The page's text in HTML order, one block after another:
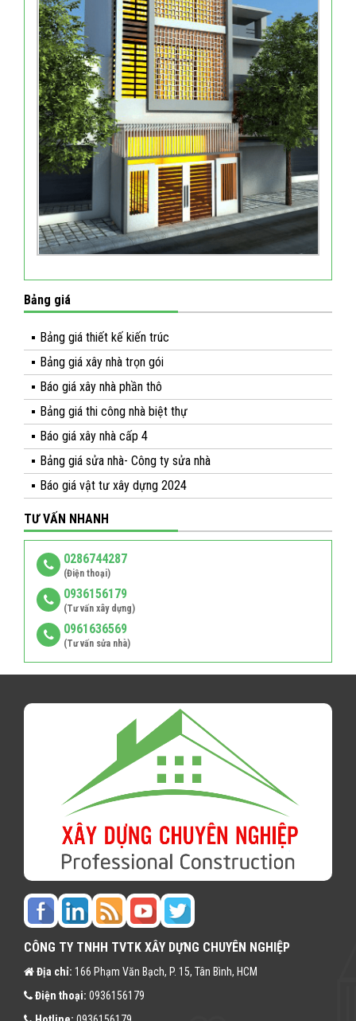
Bảng giá
Bảng giá thiết kế kiến trúc
Bảng giá xây nhà trọn gói
Báo giá xây nhà phần thô
Bảng giá thi công nhà biệt thự
Báo giá xây nhà cấp 4
Bảng giá sửa nhà- Công ty sửa nhà
Báo giá vật tư xây dựng 2024
TƯ VẤN NHANH
0286744287
(Điện thoại)
0936156179
(Tư vấn xây dựng)
0961636569
(Tư vấn sửa nhà)
CÔNG TY TNHH TVTK XÂY DỰNG CHUYÊN NGHIỆP
Địa chỉ: 166 Phạm Văn Bạch, P. 15, Tân Bình, HCM
Điện thoại: 0936156179